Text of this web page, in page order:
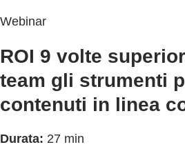
Webinar
ROI 9 volte
team gli strumenti
contenuti in linea
Durata: 27 min